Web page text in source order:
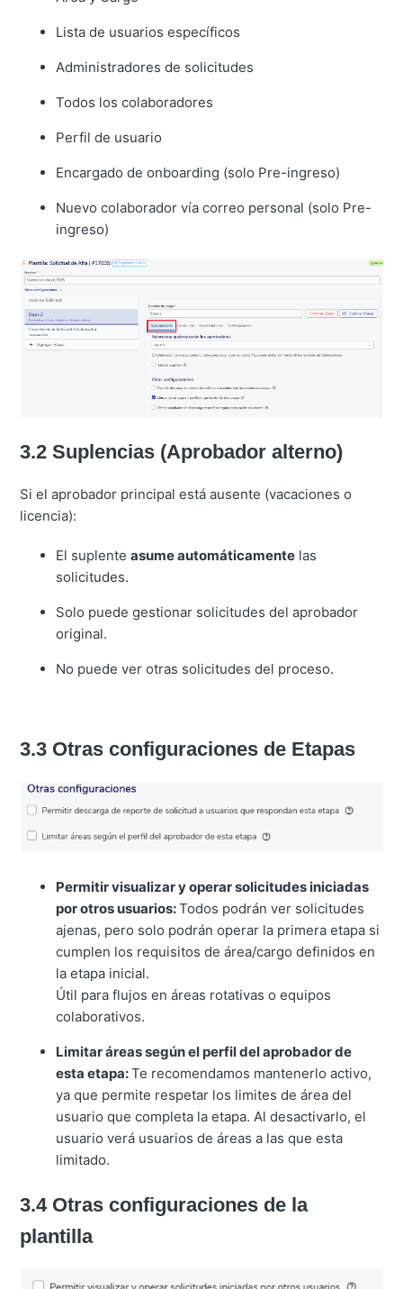
Lista de usuarios específicos
Administradores de solicitudes
Todos los colaboradores
Perfil de usuario
Encargado de onboarding (solo Pre-ingreso)
Nuevo colaborador vía correo personal (solo Pre-
ingreso)
3.2 Suplencias (Aprobador alterno)
Si el aprobador principal está ausente (vacaciones o
licencia):
El suplenteasume automáticamente las
solicitudes.
Solo puede gestionar solicitudes del aprobador
original.
No puede ver otras solicitudes del proceso.
3.3 Otras configuraciones de Etapas
Permitir visualizar y operar solicitudes iniciadas
por otros usuarios:Todos podrán ver solicitudes
ajenas, pero solo podrán operar la primera etapa si
cumplen los requisitos de área/cargo definidos en
la etapa inicial.
Útil para flujos en áreas rotativas o equipos
colaborativos.
Limitar áreas según el perfil del aprobador de
esta etapa:Te recomendamos mantenerlo activo,
ya que permite respetar los limites de área del
usuario que completa la etapa. Al desactivarlo, el
usuario verá usuarios de áreas a las que esta
limitado.
3.4 Otras configuraciones de la
plantilla